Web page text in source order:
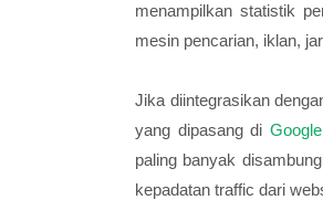
menampilkan statistik
mesin pencarian, iklan,
Jika diintegrasikan
yang dipasang di Google
paling banyak
kepadatan traffic dari